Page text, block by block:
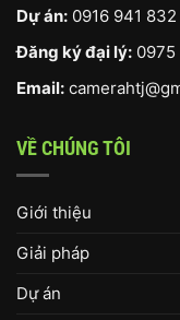
Dự án: 0916 941 832
Đăng ký đại lý:
Email:
VỀ CHÚNG TÔI
Giới thiệu
Giải pháp
Dự án